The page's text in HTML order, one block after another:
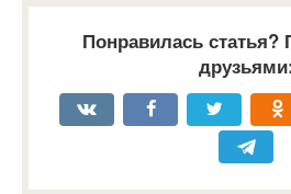
Понравилась статья?
друзьями: